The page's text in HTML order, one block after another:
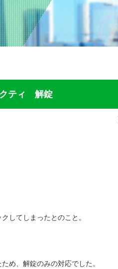
ティ 解錠
してしまったとのこと。
め、解錠のみの対応でした。